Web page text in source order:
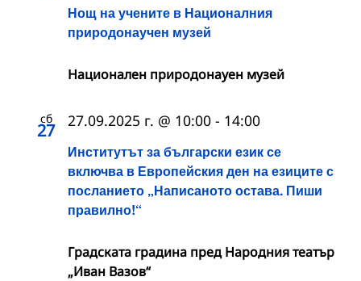
Нощ на учените в Националния
природонаучен музей
Национален природонауен музей
сб
27
Институтът за български език се
включва в Европейския ден на езиците с
посланието „Написаното остава. Пиши
правилно!“
27.09.2025 г. @ 10:00 - 14:00
Градската градина пред Народния театър
„Иван Вазов“